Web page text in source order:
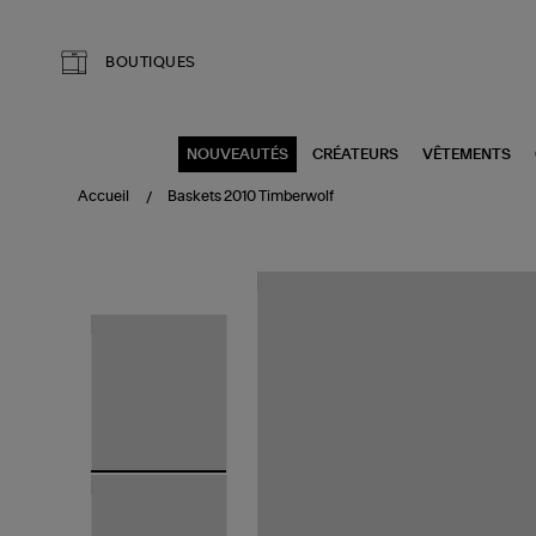
BOUTIQUES
NOUVEAUTÉS CRÉATEURS VÊTEMENTS
Accueil Baskets 2010 Timberwolf